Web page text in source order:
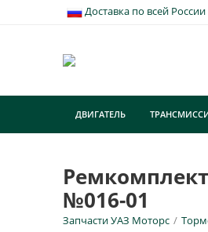
Доставка по всей России
ДВИГАТЕЛЬ
№016-01
Запчасти УАЗ Моторс /